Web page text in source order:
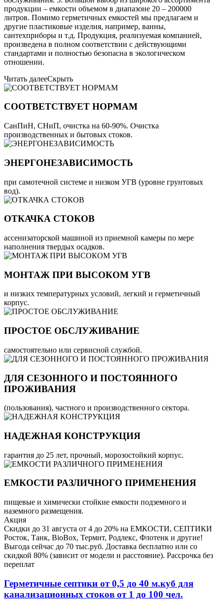
продукции – емкости объемом в диапазоне 20 – 200000
литров. Помимо герметичных емкостей мы предлагаем и
другие пластиковые изделия, например, ванны,
сантехприборы и т.д. Продукция, реализуемая компанией,
произведена в полном соответствии с действующими
стандартами и полностью безопасна в экологическом
отношении.
Читать далееСкрыть
СООТВЕТСТВУЕТ НОРМАМ
СанПиН, СНиП, очистка на 60-90%. Очистка
производственных и бытовых стоков.
ЭНЕРГОНЕЗАВИСИМОСТЬ
при самотечной системе и низком УГВ (уровне грунтовых
вод).
ОТКАЧКА СТОКОВ
ассенизаторской машиной из приемной камеры по мере
наполнения твердых осадков.
МОНТАЖ ПРИ ВЫСОКОМ УГВ
и низких температурных условий, легкий и герметичный
корпус.
ПРОСТОЕ ОБСЛУЖИВАНИЕ
самостоятельно или сервисной службой.
ДЛЯ СЕЗОННОГО И ПОСТОЯННОГО
ПРОЖИВАНИЯ
(пользования), частного и производственного сектора.
НАДЕЖНАЯ КОНСТРУКЦИЯ
гарантия до 25 лет, прочный, морозостойкий корпус.
ЕМКОСТИ РАЗЛИЧНОГО ПРИМЕНЕНИЯ
пищевые и химически стойкие емкости подземного и
наземного размещения.
Акция
Скидки до 31 августа от 4 до 20% на ЕМКОСТИ, СЕПТИКИ
Росток, Танк, BioBox, Термит, Родлекс, Флотенк и другие!
Выгода сейчас до 70 тыс.руб. Доставка бесплатно или со
скидкой 80% (зависит от модели и расстояние). Рассрочка без
переплат
Герметичные септики от 0,5 до 40 м.куб для
канализационных стоков от 1 до 100 чел.